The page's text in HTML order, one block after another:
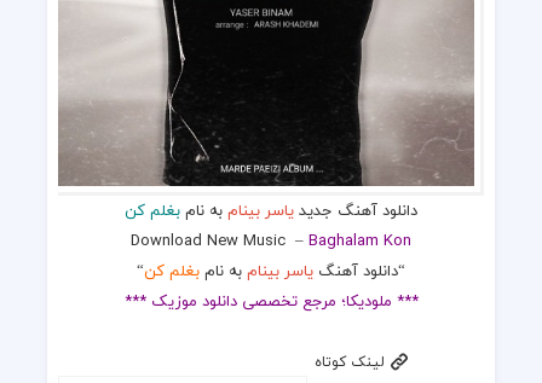
دانلود آهنگ جدیدیاسر بینامبه نامبغلم کن
Download New Music –Baghalam Kon
“دانلود آهنگ یاسر بینامبه نامبغلم کن“
*** ملودیکا؛ مرجع تخصصی دانلود موزیک ***
لینک کوتاه